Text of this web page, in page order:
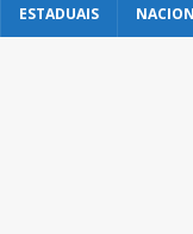
ESTADUAIS